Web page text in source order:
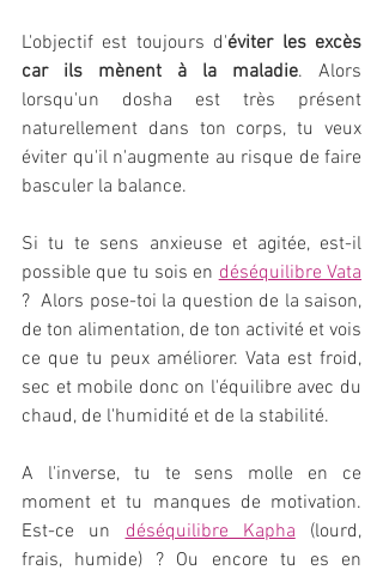
L'objectif est toujours d'éviter les excès
car ils mènent à la maladie. Alors
lorsqu'un dosha est très présent
naturellement dans ton corps, tu veux
éviter qu'il n'augmente au risque de faire
basculer la balance.
Si tu te sens anxieuse et agitée, est-il
possible que tu sois en déséquilibre Vata
?  Alors pose-toi la question de la saison,
de ton alimentation, de ton activité et vois
ce que tu peux améliorer. Vata est froid,
sec et mobile donc on l'équilibre avec du
chaud, de l'humidité et de la stabilité.
A l'inverse, tu te sens molle en ce
moment et tu manques de motivation.
Est-ce un déséquilibre Kapha (lourd,
frais, humide) ? Ou encore tu es en